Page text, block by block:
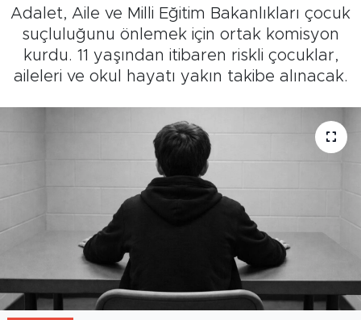
Adalet, Aile ve Milli Eğitim Bakanlıkları çocuk
suçluluğunu önlemek için ortak komisyon
kurdu. 11 yaşından itibaren riskli çocuklar,
aileleri ve okul hayatı yakın takibe alınacak.